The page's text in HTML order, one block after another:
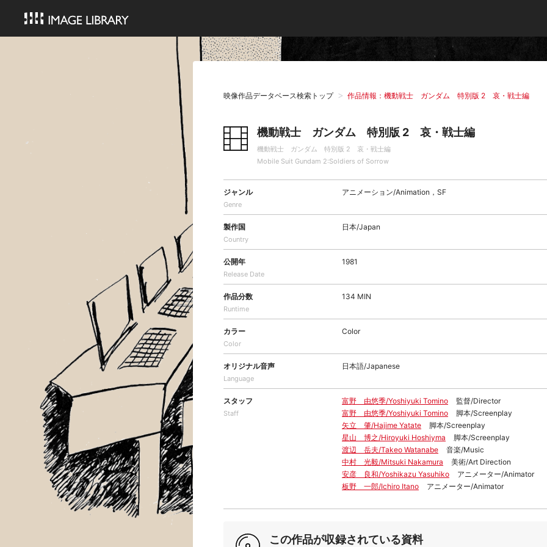
映像作品データベース検索トップ 作品情報：機動戦士 ガンダム 特別版 2 哀・戦士編
機動戦士 ガンダム 特別版 2 哀・戦士編
機動戦士 ガンダム 特別版 2 哀・戦士編
Mobile Suit Gundam 2:Soldiers of Sorrow
ジャンル
Genre
アニメーション/Animation，SF
製作国
Country
日本/Japan
公開年
Release Date
1981
作品分数
Runtime
134 MIN
カラー
Color
Color
オリジナル音声
Language
日本語/Japanese
スタッフ
Staff
富野 由悠季/Yoshiyuki Tomino
監督/Director
富野 由悠季/Yoshiyuki Tomino
脚本/Screenplay
矢立 肇/Hajime Yatate
脚本/Screenplay
星山 博之/Hiroyuki Hoshiyma
脚本/Screenplay
渡辺 岳夫/Takeo Watanabe
音楽/Music
中村 光毅/Mitsuki Nakamura
美術/Art Direction
安彦 良和/Yoshikazu Yasuhiko
アニメーター/Animator
板野 一郎/Ichiro Itano
アニメーター/Animator
この作品が収録されている資料